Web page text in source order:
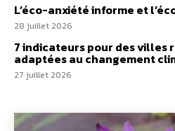
L’éco-anxiété informe et
28 juillet 2026
7 indicateurs pour des villes
adaptées au changement
27 juillet 2026